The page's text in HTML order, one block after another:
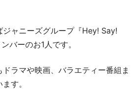
ャニーズグループ『Hey! Say!
バーのお1人です。
ラマや映画、バラエティー番組ま
す。